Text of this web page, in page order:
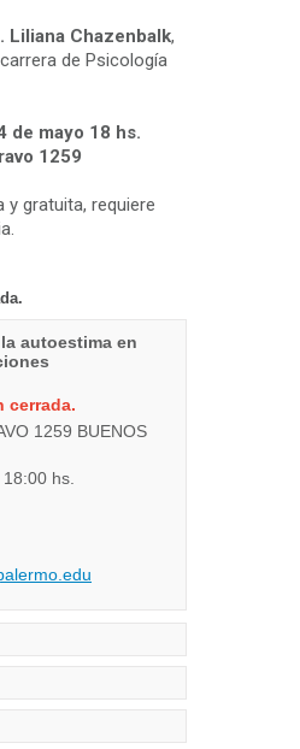
Liliana Chazenbalk,
de Psicología
de mayo 18 hs.
1259
y gratuita, requiere